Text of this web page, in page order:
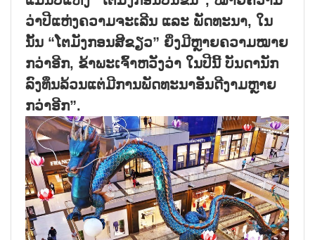
ວ່າປີແຫ່ງຄວາມຈະເລີນ ແລະ ພັດທະນາ, ໃນ
ນັ້ນ “ໂຕມັງກອນສີຂຽວ” ຍິ່ງມີຫຼາຍຄວາມໝາຍ
ກວ່າອີກ, ຂ້າພະເຈົ້າຫວັງວ່າ ໃນປີນີ້ ບັນດານັກ
ລົງທຶນລ້ວນແຕ່ມີການພັດທະນາອັນດີງາມຫຼາຍ
ກວ່າອີກ”.